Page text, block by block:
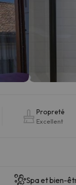
Propreté
Excellent
Spa et bien-